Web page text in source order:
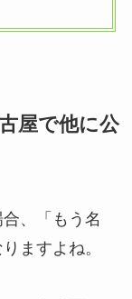
屋で他に公
、「もう名
ますよね。